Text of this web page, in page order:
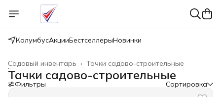
КолумбусАкцииБестселлерыНовинки
Тачки садово-строительные
Садовый инвентарь ›
Главная
Тачки садово-строительные
Фильтры Сортировка